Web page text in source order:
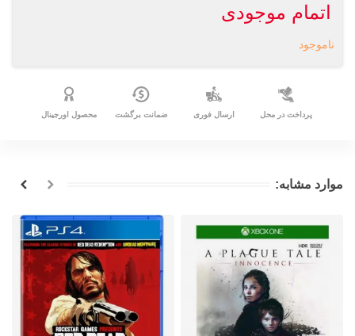
اتمام موجودی
ناموجود
پرداخت در محل ارسال فوری ضمانت برگشت محصول اورجینال
موارد مشابه: